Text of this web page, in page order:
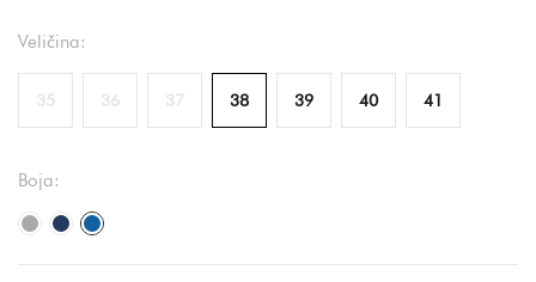
Veličina:
35 36 37 38 39 40 41
Boja:
temno siva
tamno plava
plava